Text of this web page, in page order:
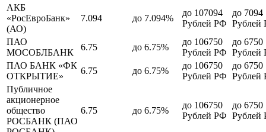
АКБ
«РосЕвроБанк»
(АО)
7.094 до 7.094%
до 107094
Рублей РФ
до 7094
Рублей
ПАО
МОСОБЛБАНК
6.75 до 6.75%
до 106750
Рублей РФ
до 6750
Рублей
ПАО БАНК «ФК
ОТКРЫТИЕ»
6.75 до 6.75%
до 106750
Рублей РФ
до 6750
Рублей
Публичное
акционерное
общество
РОСБАНК (ПАО
6.75 до 6.75%
до 106750
Рублей РФ
до 6750
Рублей